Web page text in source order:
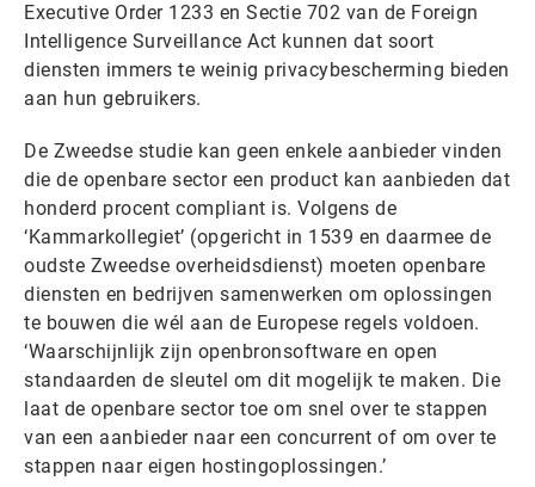
Executive Order 1233 en Sectie 702 van de Foreign
Intelligence Surveillance Act kunnen dat soort
diensten immers te weinig privacybescherming bieden
aan hun gebruikers.
De Zweedse studie kan geen enkele aanbieder vinden
die de openbare sector een product kan aanbieden dat
honderd procent compliant is. Volgens de
‘Kammarkollegiet’ (opgericht in 1539 en daarmee de
oudste Zweedse overheidsdienst) moeten openbare
diensten en bedrijven samenwerken om oplossingen
te bouwen die wél aan de Europese regels voldoen.
‘Waarschijnlijk zijn openbronsoftware en open
standaarden de sleutel om dit mogelijk te maken. Die
laat de openbare sector toe om snel over te stappen
van een aanbieder naar een concurrent of om over te
stappen naar eigen hostingoplossingen.’